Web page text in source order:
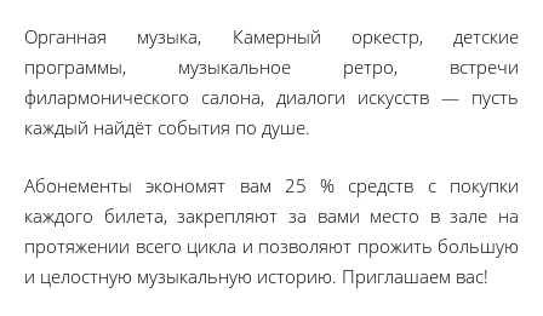
Органная музыка, Камерный оркестр, детские
программы, музыкальное ретро, встречи
филармонического салона, диалоги искусств — пусть
каждый найдёт события по душе.
Абонементы экономят вам 25 % средств с покупки
каждого билета, закрепляют за вами место в зале на
протяжении всего цикла и позволяют прожить большую
и целостную музыкальную историю. Приглашаем вас!